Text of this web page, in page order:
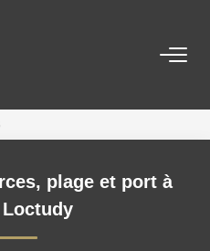
plage et port à
Loctudy